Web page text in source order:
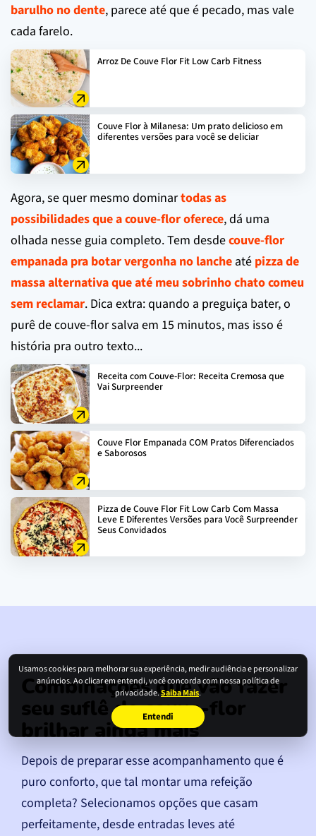
Usamos cookies para melhorar sua experiência, medir audiência e personalizar
anúncios. Ao clicar em entendi, você concorda com nossa política de
privacidade.Saiba Mais.
Entendi
barulho no dente, parece até que é pecado, mas vale
cada farelo.
Arroz De Couve Flor Fit Low Carb Fitness
Couve Flor à Milanesa: Um prato delicioso em
diferentes versões para você se deliciar
Agora, se quer mesmo dominartodas as
possibilidades que a couve-flor oferece, dá uma
olhada nesse guia completo. Tem desdecouve-flor
empanada pra botar vergonha no lanche até pizza de
massa alternativa que até meu sobrinho chato comeu
sem reclamar. Dica extra: quando a preguiça bater, o
purê de couve-flor salva em 15 minutos, mas isso é
história pra outro texto...
Receita com Couve-Flor: Receita Cremosa que
Vai Surpreender
Couve Flor Empanada COM Pratos Diferenciados
e Saborosos
Pizza de Couve Flor Fit Low Carb Com Massa
Leve E Diferentes Versões para Você Surpreender
Seus Convidados
Combinações que vão fazer
seu suflê de couve-flor
brilhar ainda mais
Depois de preparar esse acompanhamento que é
puro conforto, que tal montar uma refeição
completa? Selecionamos opções que casam
perfeitamente, desde entradas leves até